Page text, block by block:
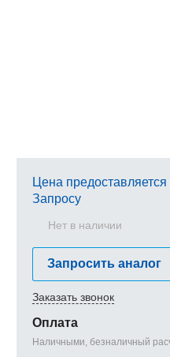
Цена
Запросу
Нет в наличии
Запросить аналог
Заказать звонок
Оплата
Наличными, безналичный